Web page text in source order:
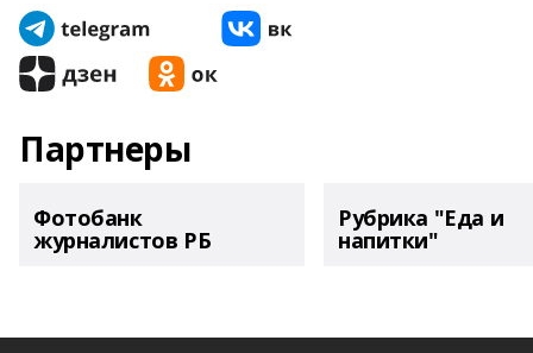
Партнеры
Фотобанк
журналистов РБ
Рубрика "Еда и
напитки"